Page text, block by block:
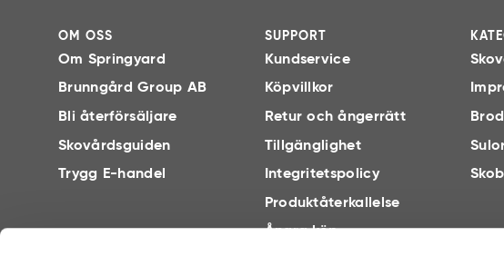
OM OSS
Om Springyard
Brunngård Group AB
Bli återförsäljare
Skovårdsguiden
Trygg E-handel
SUPPORT
Kundservice
Köpvillkor
Retur och ångerrätt
Tillgänglighet
Integritetspolicy
Produktåterkallelse
Ångra köp